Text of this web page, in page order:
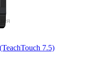
7.5)